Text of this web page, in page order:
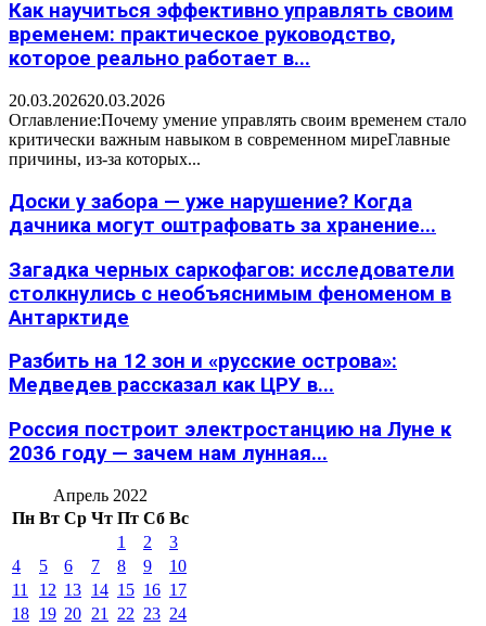
Как научиться эффективно управлять своим
временем: практическое руководство,
которое реально работает в...
20.03.202620.03.2026
Оглавление:Почему умение управлять своим временем стало
критически важным навыком в современном миреГлавные
причины, из-за которых...
Доски у забора — уже нарушение? Когда
дачника могут оштрафовать за хранение...
Загадка черных саркофагов: исследователи
столкнулись с необъяснимым феноменом в
Антарктиде
Разбить на 12 зон и «русские острова»:
Медведев рассказал как ЦРУ в...
Россия построит электростанцию на Луне к
2036 году — зачем нам лунная...
Апрель 2022
Пн Вт Ср Чт Пт Сб Вс
1
2
3
4
5 6 7 8 9
10
11
12 13 14 15 16 17
18 19 20 21 22 23 24